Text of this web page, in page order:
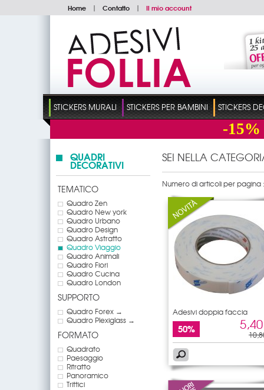
Home | Contatto | Il mio account
STICKERS MURALI STICKERS PER BAMBINI STICKERS
-15%
QUADRI
DECORATIVI
TEMATICO
Quadro Zen
Quadro New york
Quadro Urbano
Quadro Design
Quadro Astratto
Quadro Viaggio
Quadro Animali
Quadro Fiori
Quadro Cucina
Quadro London
SUPPORTO
Quadro Forex →
Quadro Plexiglass →
FORMATO
Quadrato
Paesaggio
Ritratto
Panoramico
Trittici
SEI NELLA
Numero di articoli per pagina
Adesivi doppia faccia
50%